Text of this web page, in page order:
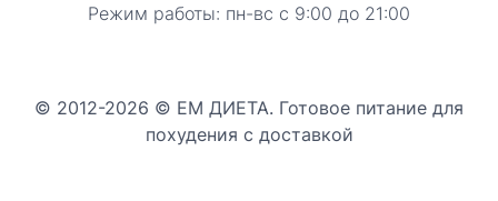
Режим работы: пн-вс с 9:00 до 21:00
© 2012-2026 © ЕМ ДИЕТА. Готовое питание для
похудения с доставкой